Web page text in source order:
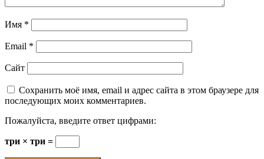
Имя *
Email *
Сайт
Сохранить моё имя, email и адрес сайта в этом браузере для
последующих моих комментариев.
Пожалуйста, введите ответ цифрами:
три × три =